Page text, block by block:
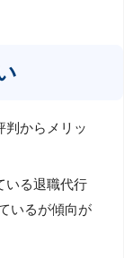
判からメリッ
いる退職代行
いるが傾向が